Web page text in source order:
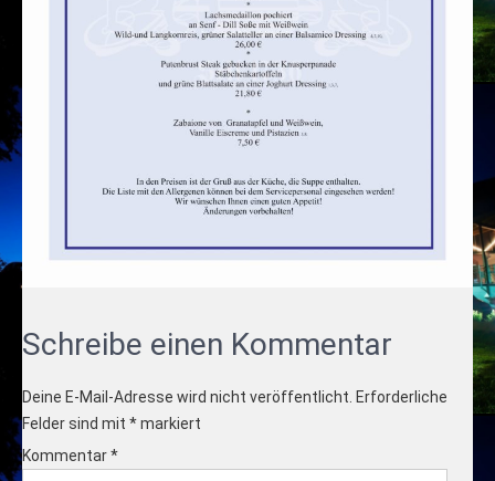
Schreibe einen Kommentar
Deine E-Mail-Adresse wird nicht veröffentlicht. Erforderliche
Felder sind mit *markiert
Kommentar*